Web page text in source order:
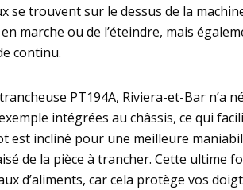
se trouvent sur le dessus de la
marche ou de l’éteindre, mais
continu.
PT194A, Riviera-et-Bar n’a
intégrées au châssis, ce qui
est incliné pour une meilleure
de la pièce à trancher. Cette ultime
d’aliments, car cela protège vos